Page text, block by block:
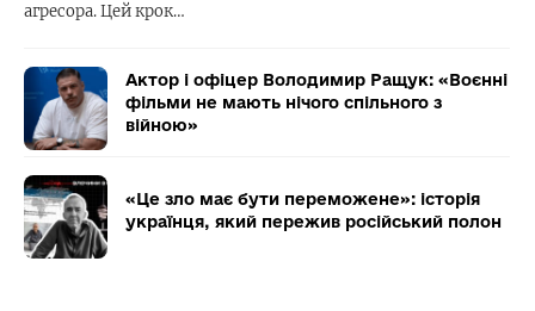
агресора. Цей крок…
Актор і офіцер Володимир Ращук: «Воєнні
фільми не мають нічого спільного з
війною»
«Це зло має бути переможене»: історія
українця, який пережив російський полон